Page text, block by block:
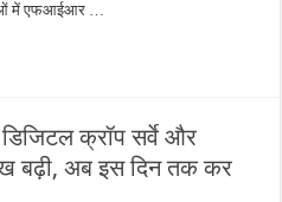
में एफआईआर …
क्रॉप सर्वे और
बढ़ी, अब इस दिन तक कर